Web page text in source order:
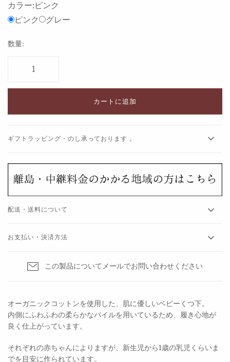
カラー: ピンク
ピンク
グレー
数量:
カートに追加
ギフトラッピング・のし承っております 。
配送・送料について
お支払い・決済方法
この製品についてメールでお問い合わせください
オーガニックコットンを使用した、
肌に優しいベビーくつ下。
内側にふわふわの柔らかなパイルを用いているため、履き心地が
良く仕上がっています。
それぞれの赤ちゃんによりますが、新生児から1歳の乳児くらいま
でを目安に作られています。